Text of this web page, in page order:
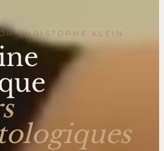
CHRISTOPHE KLEIN